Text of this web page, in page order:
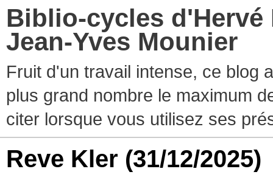
Biblio-cycles d'Hervé
Jean-Yves Mounier
Fruit d'un travail intense, ce blog
plus grand nombre le maximum
citer lorsque vous utilisez ses
Reve Kler (31/12/2025)